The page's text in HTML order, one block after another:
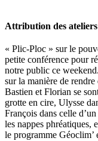
Attribution des ateliers
« Plic-Ploc » sur le
petite conférence pour
notre public ce
sur la manière de
Bastien et Florian se
grotte en cire, Ulysse
François dans celle
les nappes phréatiques,
le programme